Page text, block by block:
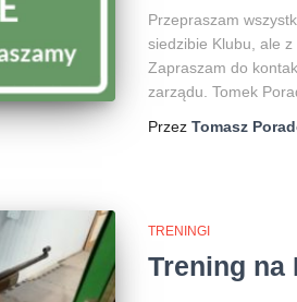
Przepraszam
siedzibie Klubu, ale z
Zapraszam do
zarządu. Tomek
Przez Tomasz
TRENINGI
Trening na